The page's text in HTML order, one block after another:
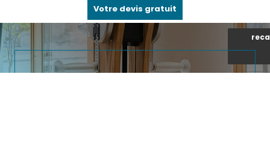
Votre devis gratuit